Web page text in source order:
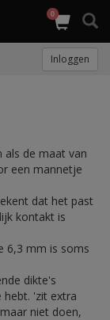
0
Inloggen
als de maat van
een mannetje
dat het past
kontakt is
6,3 mm is soms
dikte's
hebt. 'zit extra
niet doen,